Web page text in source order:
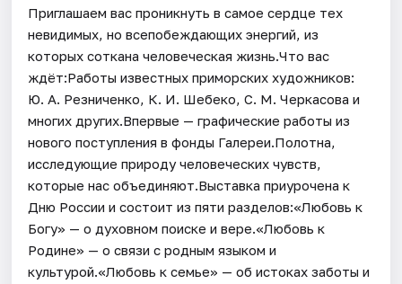
Приглашаем вас проникнуть в самое сердце тех
невидимых, но всепобеждающих энергий, из
которых соткана человеческая жизнь.Что вас
ждёт:Работы известных приморских художников:
Ю. А. Резниченко, К. И. Шебеко, С. М. Черкасова и
многих других.Впервые — графические работы из
нового поступления в фонды Галереи.Полотна,
исследующие природу человеческих чувств,
которые нас объединяют.Выставка приурочена к
Дню России и состоит из пяти разделов:«Любовь к
Богу» — о духовном поиске и вере.«Любовь к
Родине» — о связи с родным языком и
культурой.«Любовь к семье» — об истоках заботы и